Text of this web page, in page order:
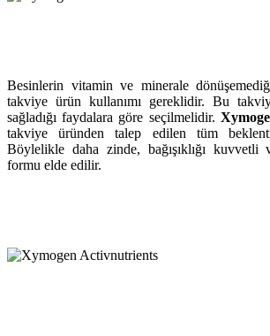
Besinlerin vitamin ve minerale
takviye ürün kullanımı gereklidir. Bu
sağladığı faydalara göre seçilmelidir.
takviye üründen talep edilen tüm
Böylelikle daha zinde, bağışıklığı kuvvetli
formu elde edilir.